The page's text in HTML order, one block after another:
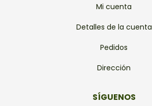
Mi cuenta
Detalles de la cuenta
Pedidos
Dirección
SÍGUENOS